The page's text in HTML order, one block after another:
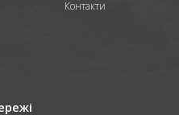
Контакти